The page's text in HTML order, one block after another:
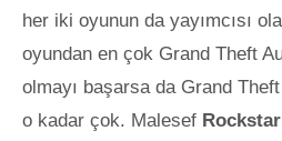
her iki oyunun da yayımcısı
oyundan en çok Grand Theft
olmayı başarsa da Grand
o kadar çok. Malesef